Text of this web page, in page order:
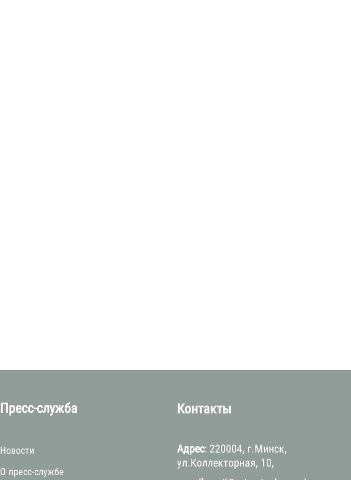
Пресс-служба
Новости
О пресс-службе
Контакты
Адрес: 220004, г.Минск,
ул.Коллекторная, 10,